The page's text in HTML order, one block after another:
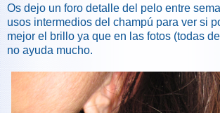
Os dejo un foro detalle del pelo entre
usos intermedios del champú para ver si
mejor el brillo ya que en las fotos (todas
no ayuda mucho.